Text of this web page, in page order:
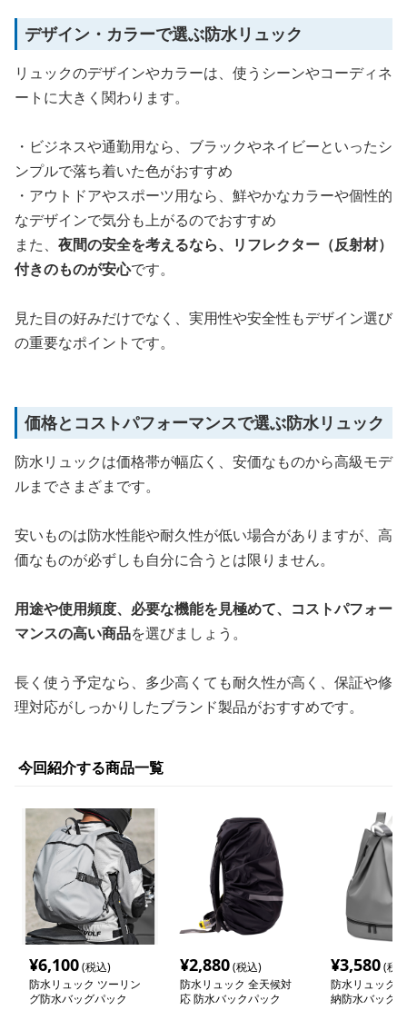
デザイン・カラーで選ぶ防水リュック
リュックのデザインやカラーは、使うシーンやコーディネ
ートに大きく関わります。
・ビジネスや通勤用なら、ブラックやネイビーといったシ
ンプルで落ち着いた色がおすすめ
・アウトドアやスポーツ用なら、鮮やかなカラーや個性的
なデザインで気分も上がるのでおすすめ
また、 夜間の安全を考えるなら、リフレクター（反射材）
付きのものが安心です。
見た目の好みだけでなく、実用性や安全性もデザイン選び
の重要なポイントです。
価格とコストパフォーマンスで選ぶ防水リュック
防水リュックは価格帯が幅広く、安価なものから高級モデ
ルまでさまざまです。
安いものは防水性能や耐久性が低い場合がありますが、高
価なものが必ずしも自分に合うとは限りません。
用途や使用頻度、必要な機能を見極めて、コストパフォー
マンスの高い商品を選びましょう。
長く使う予定なら、多少高くても耐久性が高く、保証や修
理対応がしっかりしたブランド製品がおすすめです。
今回紹介する商品一覧
¥6,100(税込)
防水リュック ツーリン
グ防水バッグパック
¥2,880(税込)
防水リュック 全天候対
応 防水バックパック
¥3,580(税
防水リュック
納防水バック